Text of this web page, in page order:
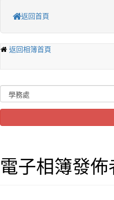
返回首頁
返回相簿首頁
電子相簿發佈